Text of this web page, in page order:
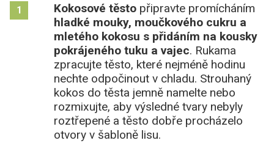
1 Kokosové těsto připravte promícháním
hladké mouky, moučkového cukru a
mletého kokosu s přidáním na kousky
pokrájeného tuku a vajec. Rukama
zpracujte těsto, které nejméně hodinu
nechte odpočinout v chladu. Strouhaný
kokos do těsta jemně namelte nebo
rozmixujte, aby výsledné tvary nebyly
roztřepené a těsto dobře procházelo
otvory v šabloně lisu.